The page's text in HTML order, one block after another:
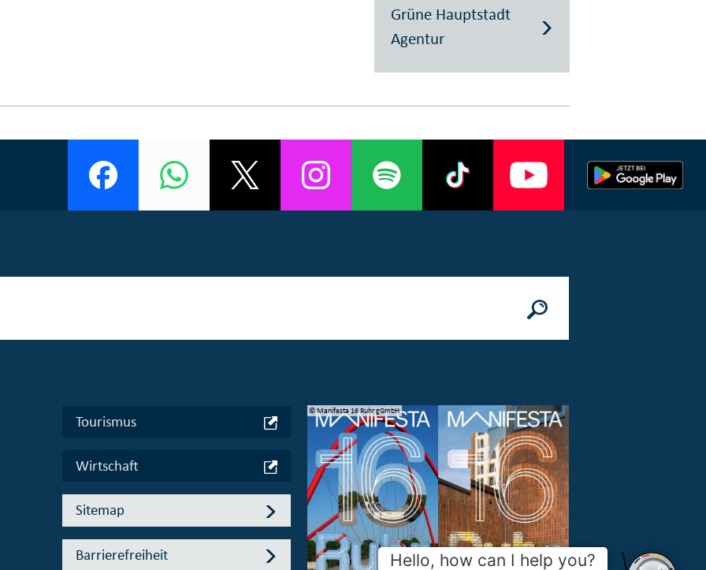
Grüne Hauptstadt
Agentur
Tourismus
Wirtschaft
Sitemap
Barrierefreiheit
© Manifesta 16 Ruhr gGmbH
Hello, how can I help you?